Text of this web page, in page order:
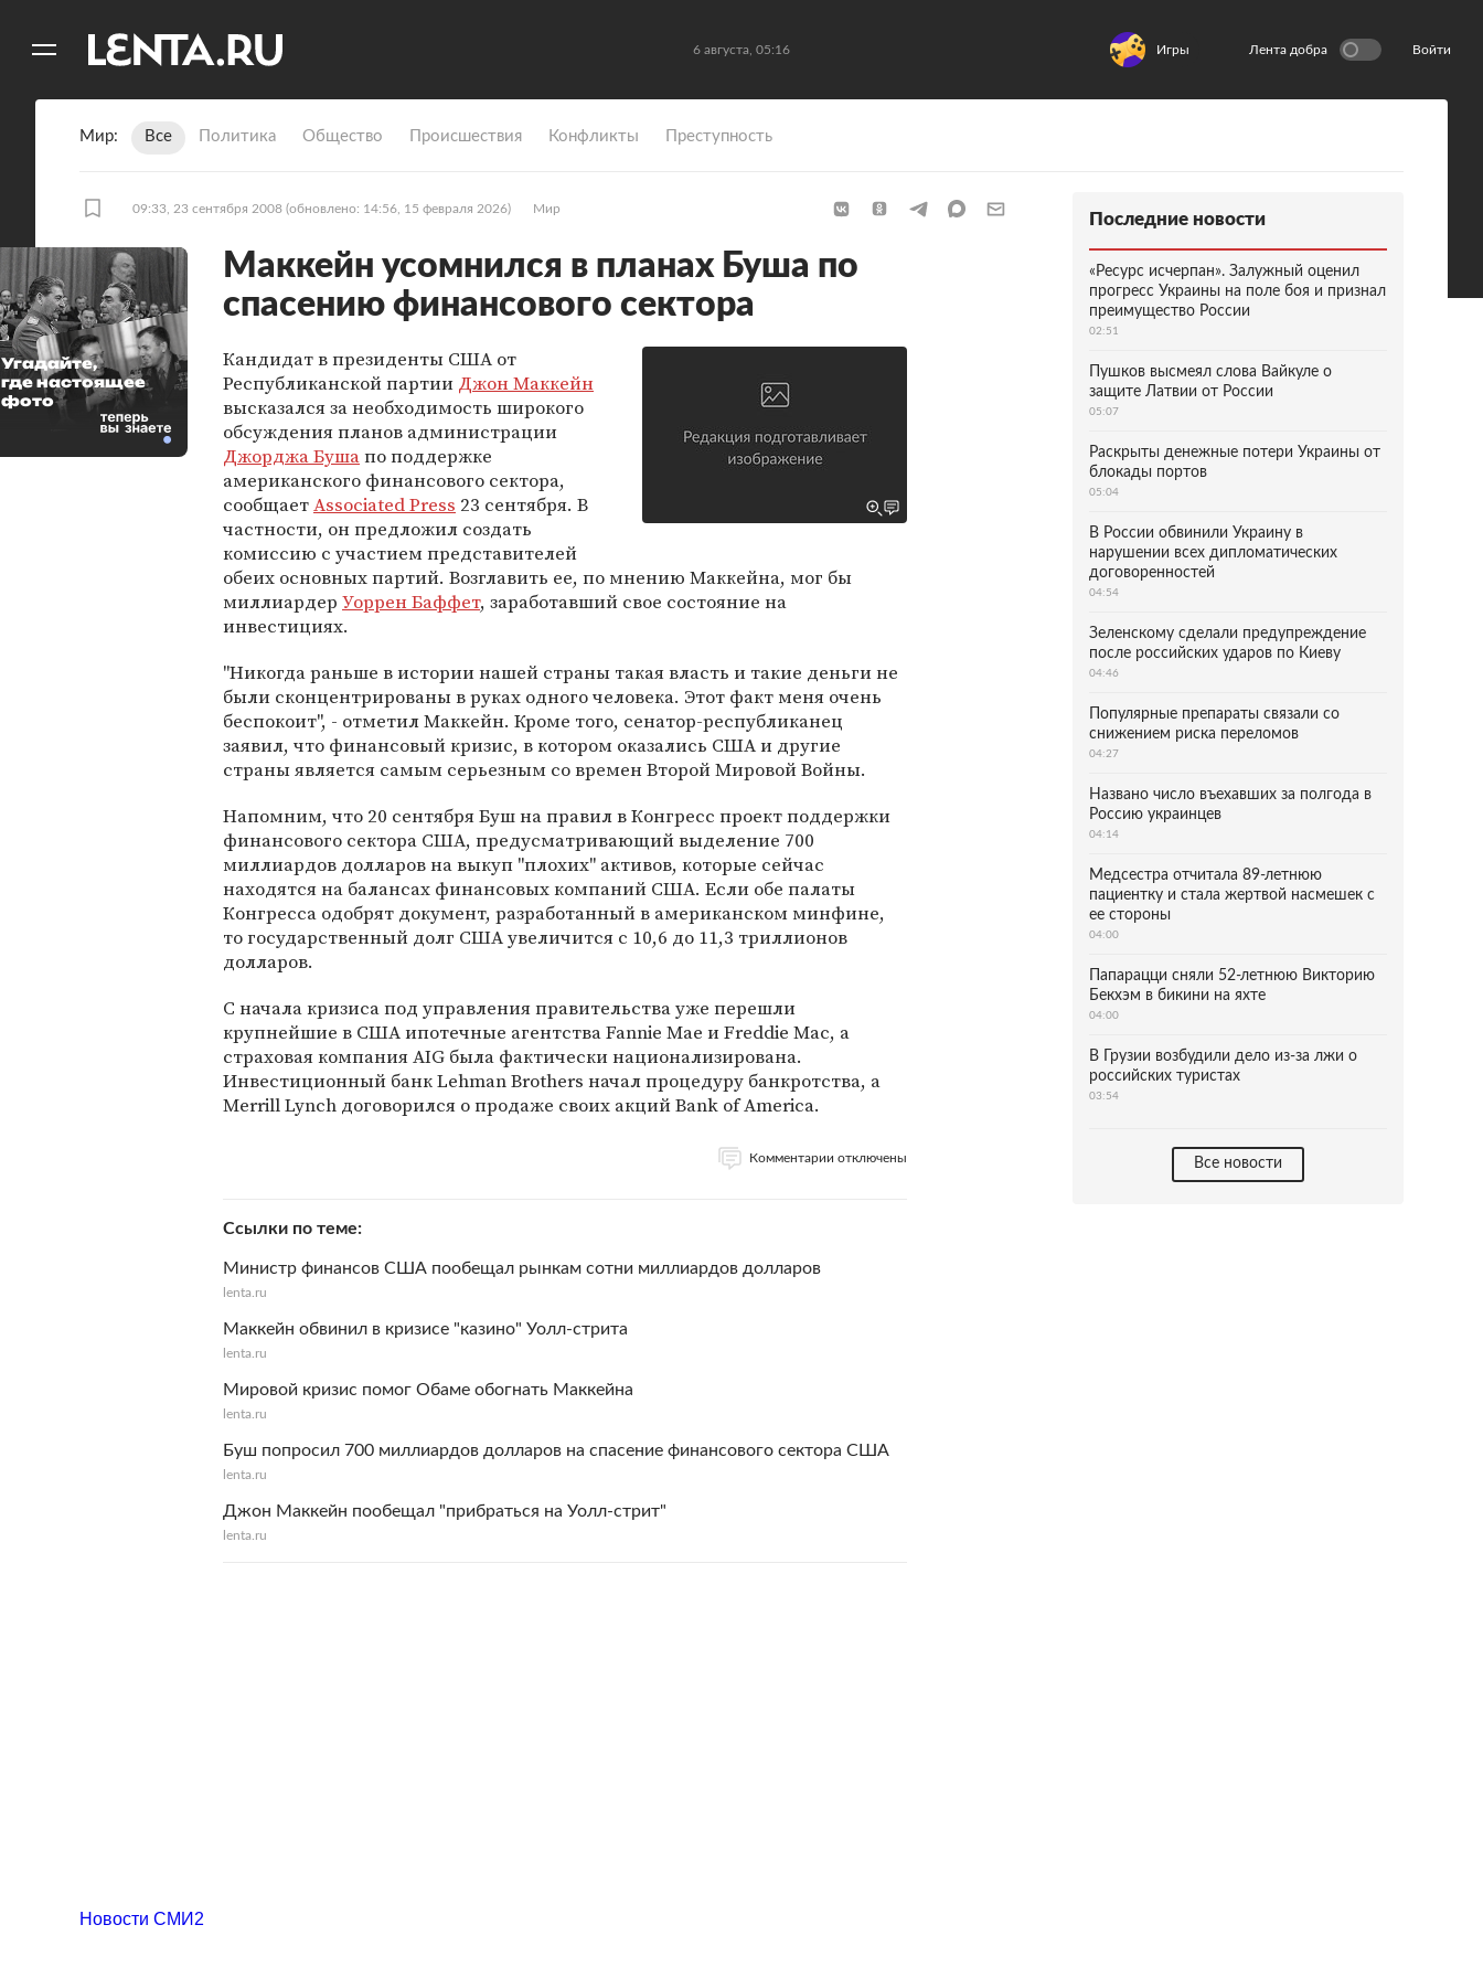
6 августа, 05:16 Игры Лента добра Войти
Мир Все Политика Общество Происшествия Конфликты Преступность
09:33, 23 сентября 2008 (обновлено: 14:56, 15 февраля 2026) Мир
Маккейн усомнился в планах Буша по
спасению финансового сектора
Кандидат в президенты США от
Республиканской партии Джон Маккейн
высказался за необходимость широкого
обсуждения планов администрации
Джорджа Бушапо поддержке
американского финансового сектора,
сообщаетAssociated Press 23 сентября. В
частности, он предложил создать
комиссию с участием представителей
обеих основных партий. Возглавить ее, по мнению Маккейна, мог бы
миллиардер Уоррен Баффет, заработавший свое состояние на
инвестициях.
"Никогда раньше в истории нашей страны такая власть и такие деньги не
были сконцентрированы в руках одного человека. Этот факт меня очень
беспокоит", - отметил Маккейн. Кроме того, сенатор-республиканец
заявил, что финансовый кризис, в котором оказались США и другие
страны является самым серьезным со времен Второй Мировой Войны.
Напомним, что 20 сентября Буш на правил в Конгресс проект поддержки
финансового сектора США, предусматривающий выделение 700
миллиардов долларов на выкуп "плохих" активов, которые сейчас
находятся на балансах финансовых компаний США. Если обе палаты
Конгресса одобрят документ, разработанный в американском минфине,
то государственный долг США увеличится с 10,6 до 11,3 триллионов
долларов.
C начала кризиса под управления правительства уже перешли
крупнейшие в США ипотечные агентства Fannie Mae и Freddie Mac, а
страховая компания AIG была фактически национализирована.
Инвестиционный банк Lehman Brothers начал процедуру банкротства, а
Merrill Lynch договорился о продаже своих акций Bank of America.
Комментарии отключены
Ссылки по теме
Министр финансов США пообещал рынкам сотни миллиардов долларов
lenta.ru
Маккейн обвинил в кризисе "казино" Уолл-стрита
lenta.ru
Мировой кризис помог Обаме обогнать Маккейна
lenta.ru
Буш попросил 700 миллиардов долларов на спасение финансового сектора США
lenta.ru
Джон Маккейн пообещал "прибраться на Уолл-стрит"
lenta.ru
Угадайте,
где настоящее
фото
Последние новости
«Ресурс исчерпан». Залужный оценил
прогресс Украины на поле боя и признал
преимущество России
02:51
Пушков высмеял слова Вайкуле о
защите Латвии от России
05:07
Раскрыты денежные потери Украины от
блокады портов
05:04
В России обвинили Украину в
нарушении всех дипломатических
договоренностей
04:54
Зеленскому сделали предупреждение
после российских ударов по Киеву
04:46
Популярные препараты связали со
снижением риска переломов
04:27
Названо число въехавших за полгода в
Россию украинцев
04:14
Медсестра отчитала 89-летнюю
пациентку и стала жертвой насмешек с
ее стороны
04:00
Папарацци сняли 52-летнюю Викторию
Бекхэм в бикини на яхте
04:00
В Грузии возбудили дело из-за лжи о
российских туристах
03:54
Все новости
Новости СМИ2